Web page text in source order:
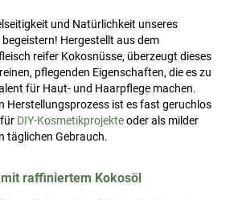
und Natürlichkeit unseres
Hergestellt aus dem
reifer Kokosnüsse, überzeugt dieses
pflegenden Eigenschaften, die es zu
für Haut- und Haarpflege machen.
Herstellungsprozess ist es fast geruchlos
DIY-Kosmetikprojekteoder als milder
täglichen Gebrauch.
raffiniertem Kokosöl